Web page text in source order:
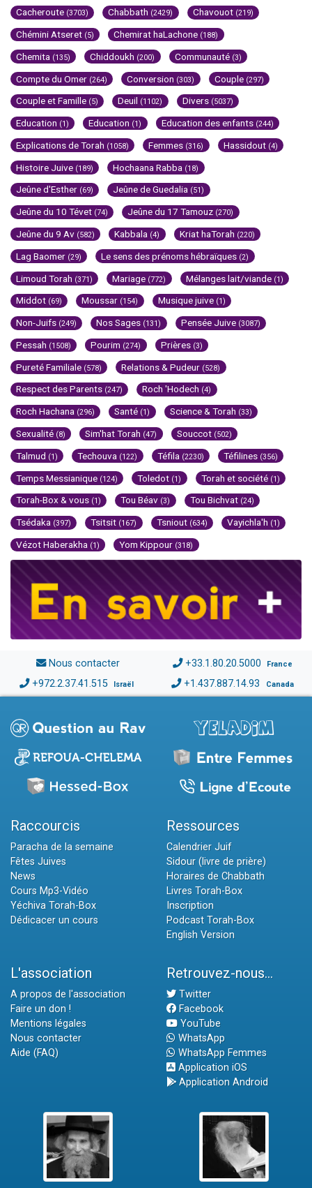
Cacheroute (3703) Chabbath (2429) Chavouot (219)
Chémini Atseret (5) Chemirat haLachone (188)
Chemita (135) Chiddoukh (200) Communauté (3)
Compte du Omer (264) Conversion (303) Couple (297)
Couple et Famille (5) Deuil (1102) Divers (5037)
Education (1) Education (1) Education des enfants (244)
Explications de Torah (1058) Femmes (316) Hassidout (4)
Histoire Juive (189) Hochaana Rabba (18)
Jeûne d'Esther (69) Jeûne de Guedalia (51)
Jeûne du 10 Tévet (74) Jeûne du 17 Tamouz (270)
Jeûne du 9 Av (582) Kabbala (4) Kriat haTorah (220)
Lag Baomer (29) Le sens des prénoms hébraïques (2)
Limoud Torah (371) Mariage (772) Mélanges lait/viande (1)
Middot (69) Moussar (154) Musique juive (1)
Non-Juifs (249) Nos Sages (131) Pensée Juive (3087)
Pessah (1508) Pourim (274) Prières (3)
Pureté Familiale (578) Relations & Pudeur (528)
Respect des Parents (247) Roch 'Hodech (4)
Roch Hachana (296) Santé (1) Science & Torah (33)
Sexualité (8) Sim'hat Torah (47) Souccot (502)
Talmud (1) Techouva (122) Téfila (2230) Téfilines (356)
Temps Messianique (124) Toledot (1) Torah et société (1)
Torah-Box & vous (1) Tou Béav (3) Tou Bichvat (24)
Tsédaka (397) Tsitsit (167) Tsniout (634) Vayichla'h (1)
Vézot Haberakha (1) Yom Kippour (318)
Nous contacter +33.1.80.20.5000 France
+972.2.37.41.515 Israël +1.437.887.14.93 Canada
Raccourcis
Paracha de la semaine
Fêtes Juives
News
Cours Mp3-Vidéo
Yéchiva Torah-Box
Dédicacer un cours
Ressources
Calendrier Juif
Sidour (livre de prière)
Horaires de Chabbath
Livres Torah-Box
Inscription
Podcast Torah-Box
English Version
L'association
A propos de l'association
Faire un don !
Mentions légales
Nous contacter
Aide (FAQ)
Retrouvez-nous...
Twitter
Facebook
YouTube
WhatsApp
WhatsApp Femmes
Application iOS
Application Android